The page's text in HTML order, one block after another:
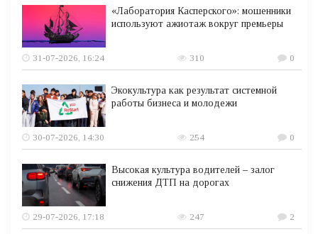
«Лаборатория Касперского»: мошенники
используют ажиотаж вокруг премьеры
31-07-2026, 16:24 310 0
Экокультура как результат системной
работы бизнеса и молодежи
30-07-2026, 14:30 254 0
Высокая культура водителей – залог
снижения ДТП на дорогах
29-07-2026, 17:18 247 2